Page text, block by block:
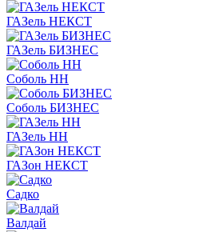
ГАЗель НЕКСТ
ГАЗель БИЗНЕС
Соболь НН
Соболь БИЗНЕС
ГАЗель НН
ГАЗон НЕКСТ
Садко
Валдай